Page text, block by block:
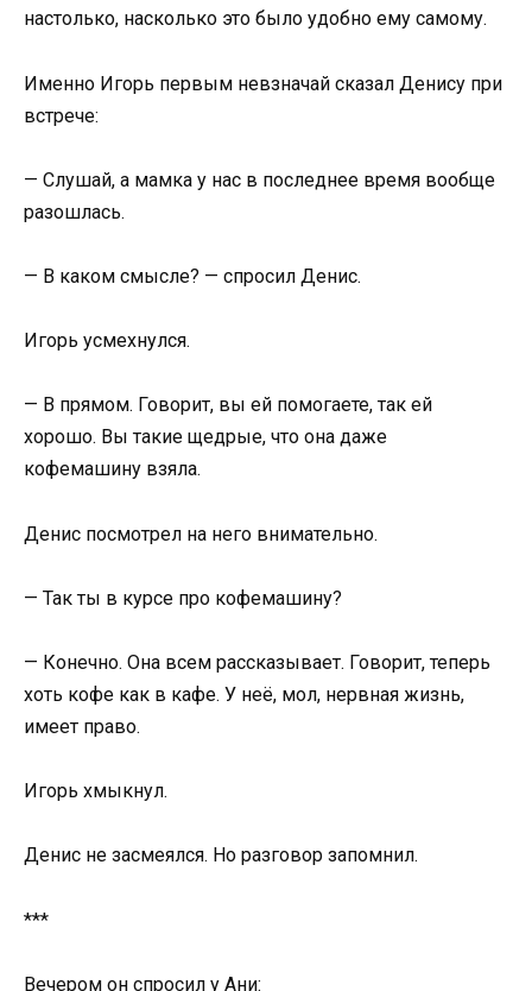
настолько, насколько это было удобно ему самому.
Именно Игорь первым невзначай сказал Денису при
встрече:
— Слушай, а мамка у нас в последнее время вообще
разошлась.
— В каком смысле? — спросил Денис.
Игорь усмехнулся.
— В прямом. Говорит, вы ей помогаете, так ей
хорошо. Вы такие щедрые, что она даже
кофемашину взяла.
Денис посмотрел на него внимательно.
— Так ты в курсе про кофемашину?
— Конечно. Она всем рассказывает. Говорит, теперь
хоть кофе как в кафе. У неё, мол, нервная жизнь,
имеет право.
Игорь хмыкнул.
Денис не засмеялся. Но разговор запомнил.
***
Вечером он спросил у Ани: